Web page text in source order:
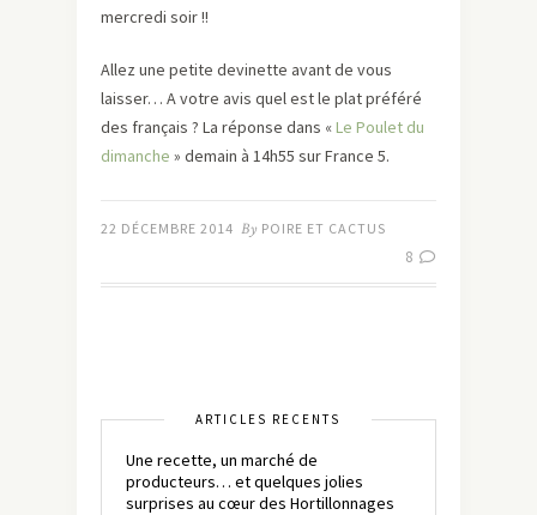
mercredi soir !!
Allez une petite devinette avant de vous
laisser… A votre avis quel est le plat préféré
des français ? La réponse dans «Le Poulet du
dimanche » demain à 14h55 sur France 5.
22 DÉCEMBRE 2014 By POIRE ET CACTUS
8
ARTICLES RÉCENTS
Une recette, un marché de
producteurs… et quelques jolies
surprises au cœur des Hortillonnages